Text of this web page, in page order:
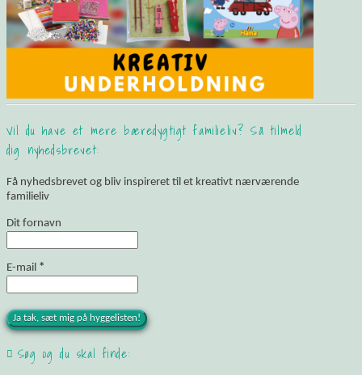
Vil du have et mere bæredygtigt familieliv? Så tilmeld
dig nyhedsbrevet:
Få nyhedsbrevet og bliv inspireret til et kreativt nærværende
familieliv
Dit fornavn
E-mail *
Søg og du skal finde: